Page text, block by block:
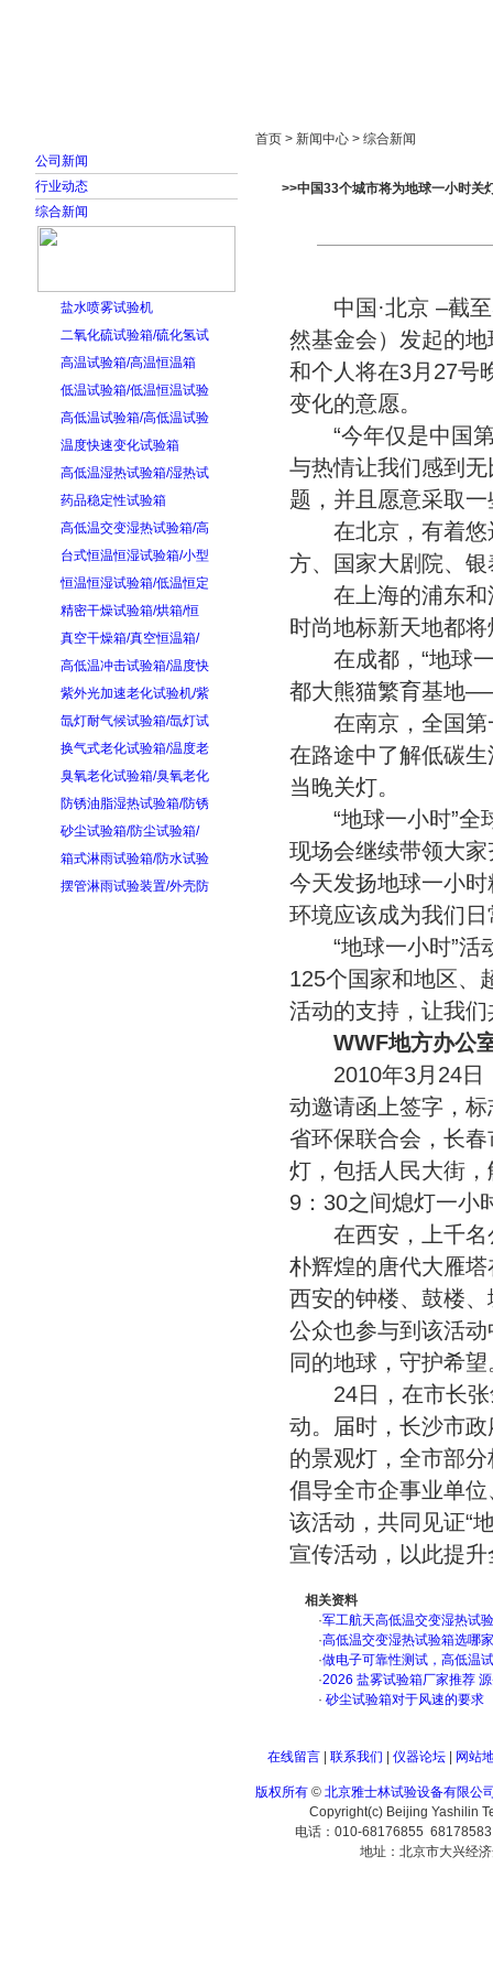
公司新闻
行业动态
综合新闻
盐水喷雾试验机
二氧化硫试验箱/硫化氢试
高温试验箱/高温恒温箱
低温试验箱/低温恒温试验
高低温试验箱/高低温试验
温度快速变化试验箱
高低温湿热试验箱/湿热试
药品稳定性试验箱
高低温交变湿热试验箱/高
台式恒温恒湿试验箱/小型
恒温恒湿试验箱/低温恒定
精密干燥试验箱/烘箱/恒
真空干燥箱/真空恒温箱/
高低温冲击试验箱/温度快
紫外光加速老化试验机/紫
氙灯耐气候试验箱/氙灯试
换气式老化试验箱/温度老
臭氧老化试验箱/臭氧老化
防锈油脂湿热试验箱/防锈
砂尘试验箱/防尘试验箱/
箱式淋雨试验箱/防水试验
摆管淋雨试验装置/外壳防
首页 > 新闻中心 > 综合新闻
>>中国33个城市将为地球一小时关
中国·北京 –截至3
然基金会）发起的
和个人将在3月27号
变化的意愿。
“今年仅是中国第
与热情让我们感到
题，并且愿意采取
在北京，有着悠
方、国家大剧院、
在上海的浦东和
时尚地标新天地都
在成都，“地球一
都大熊猫繁育基地
在南京，全国第一
在路途中了解低碳
当晚关灯。
“地球一小时”全球
现场会继续带领大
今天发扬地球一小
环境应该成为我们日
“地球一小时”活
125个国家和地区、
活动的支持，让我
WWF地方办公
2010年3月24日，
动邀请函上签字，
省环保联合会，长
灯，包括人民大街
9：30之间熄灯一小
在西安，上千名
朴辉煌的唐代大雁
西安的钟楼、鼓楼
公众也参与到该活
同的地球，守护希望
24日，在市长张
动。届时，长沙市
的景观灯，全市部
倡导全市企事业单
该活动，共同见证“
宣传活动，以此提升
相关资料
·军工航天高低温交变湿热试
·高低温交变湿热试验箱选哪
·做电子可靠性测试，高低温
·2026 盐雾试验箱厂家推荐
· 砂尘试验箱对于风速的要求
在线留言| 联系我们 仪器论坛| 网站
版权所有 © 北京雅士林试验设备有限公
Copyright(c) Beijing Yashilin
电话：010-68176855
地址：北京市大兴经